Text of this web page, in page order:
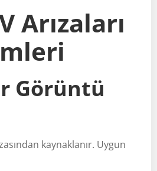
Arızaları
Görüntü
kaynaklanır. Uygun